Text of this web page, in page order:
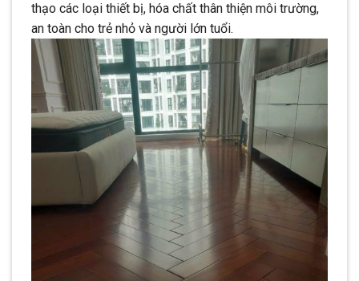
thạo các loại thiết bị, hóa chất thân thiện môi trường,
an toàn cho trẻ nhỏ và người lớn tuổi.